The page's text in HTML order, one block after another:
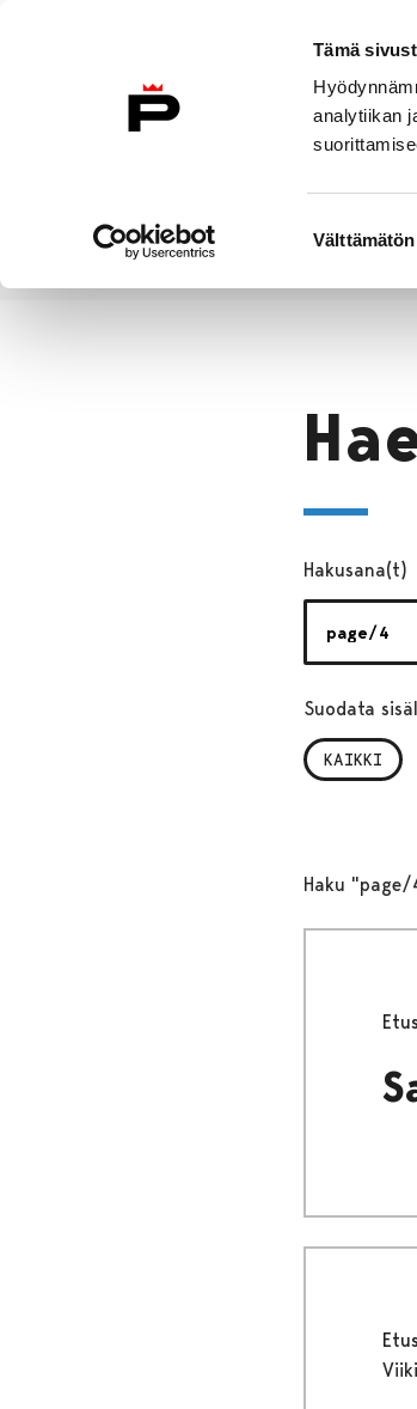
Tämä
analytiikan
valinta
Välttämätön
Etusivu
Hakusana(t)
Suodata
KAIKKI
Haku